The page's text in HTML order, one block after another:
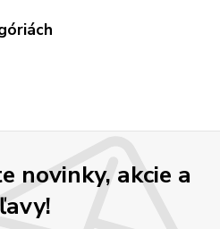
novinky, akcie a